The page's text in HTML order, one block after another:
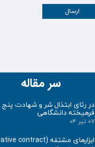
ارسال
سر مقاله
در رثای ابتذال شر و شهادت پنج
فرهیخته دانشگاهی
۰۷ تیر ۰۴
ابزارهای مشتقه (Derivative contract)